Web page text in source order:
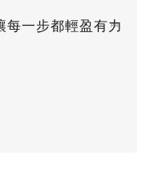
每一步都輕盈有力
PR